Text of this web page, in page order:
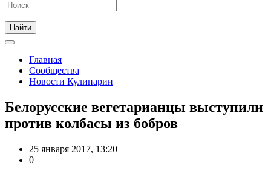
Главная
Сообщества
Новости Кулинарии
Белорусские вегетарианцы выступили
против колбасы из бобров
25 января 2017, 13:20
0